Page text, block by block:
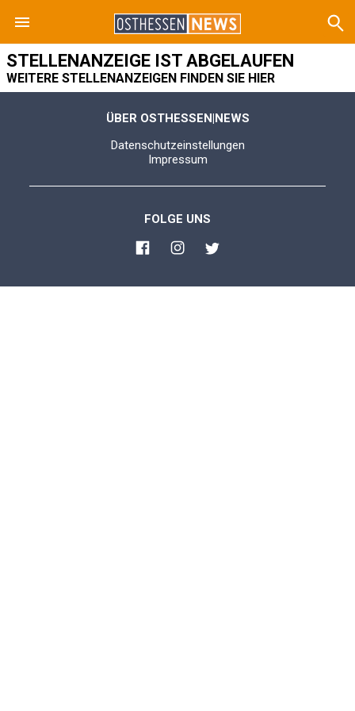
STELLENANZEIGE IST ABGELAUFEN
WEITERE STELLENANZEIGEN FINDEN SIE HIER
ÜBER OSTHESSEN|NEWS
Datenschutzeinstellungen
Impressum
FOLGE UNS